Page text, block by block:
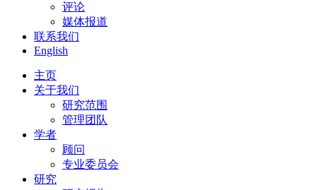
评论
媒体报道
联系我们
English
主页
关于我们
研究范围
管理团队
学者
顾问
专业委员会
研究